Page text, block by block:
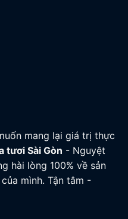
mang lại giá trị thực
tươiSài Gòn - Nguyệt
hài lòng 100% về sản
mình. Tận tâm -